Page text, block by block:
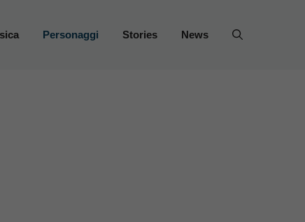
Personaggi Stories News